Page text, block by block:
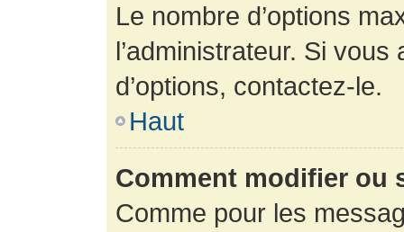
Le nombre d’options
l’administrateur. Si
d’options, contactez-le.
Haut
Comment modifier ou
Comme pour les